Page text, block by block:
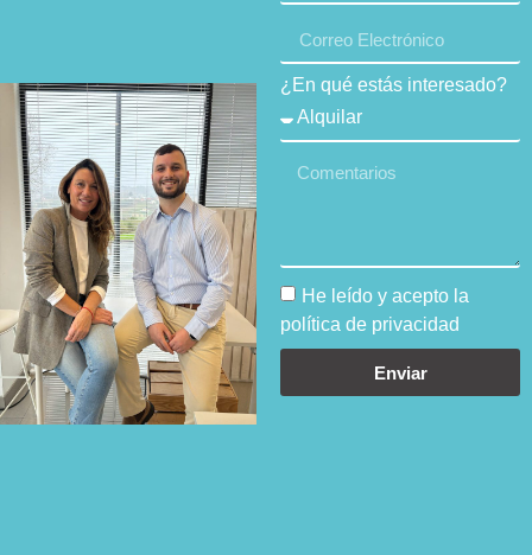
¿En qué estás interesado?
He leído y acepto la
política de privacidad
Enviar